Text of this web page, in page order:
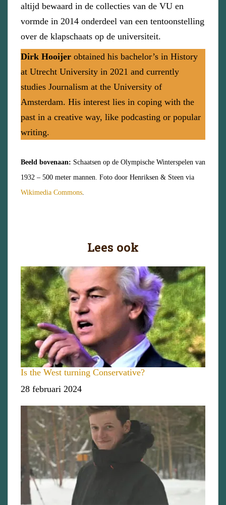
altijd bewaard in de collecties van de VU en
vormde in 2014 onderdeel van een tentoonstelling
over de klapschaats op de universiteit.
Dirk Hooijer obtained his bachelor’s in History
at Utrecht University in 2021 and currently
studies Journalism at the University of
Amsterdam. His interest lies in coping with the
past in a creative way, like podcasting or popular
writing.
Beeld bovenaan: Schaatsen op de Olympische Winterspelen van
1932 – 500 meter mannen. Foto door Henriksen & Steen via
Wikimedia Commons
Lees ook
Is the West turning Conservative?
Datum
28 februari 2024